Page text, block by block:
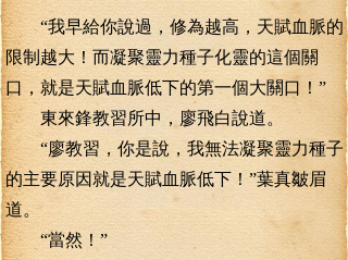
“我早給你說過，修為越高，天賦血脈的
限制越大！而凝聚靈力種子化靈的這個關
口，就是天賦血脈低下的第一個大關口！”
東來鋒教習所中，廖飛白說道。
“廖教習，你是說，我無法凝聚靈力種子
的主要原因就是天賦血脈低下！”葉真皺眉
道。
“當然！”